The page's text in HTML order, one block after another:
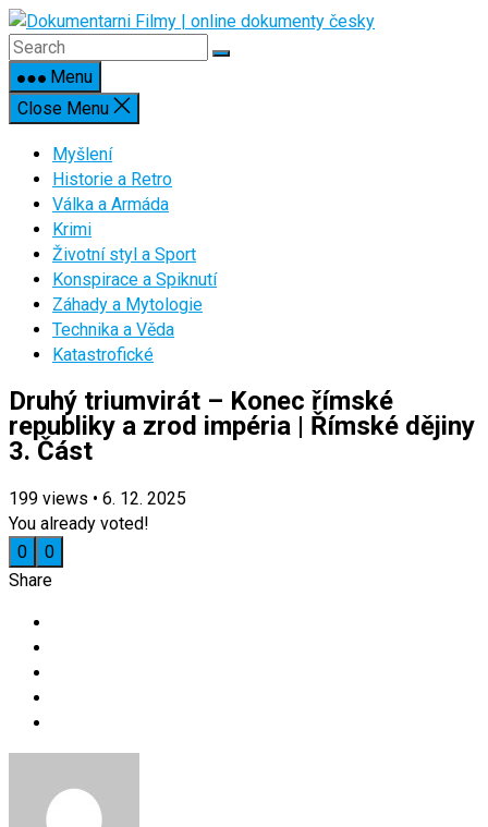
Skip
to
contentMenu
Close Menu
Myšlení
Historie a Retro
Válka a Armáda
Krimi
Životní styl a Sport
Konspirace a Spiknutí
Záhady a Mytologie
Technika a Věda
Katastrofické
Druhý triumvirát – Konec římské
republiky a zrod impéria | Římské dějiny
3. Část
199 views • 6. 12. 2025
You already voted!
0
0
Share